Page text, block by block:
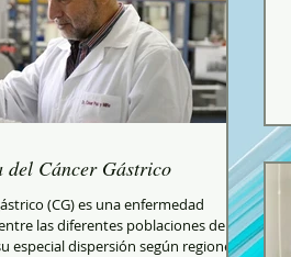
del Cáncer Gástrico
(CG) es una enfermedad
las diferentes poblaciones del
especial dispersión según regiones